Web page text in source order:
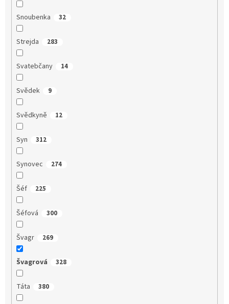
Snoubenka 32
Strejda 283
Svatebčany 14
Svědek 9
Svědkyně 12
Syn 312
Synovec 274
Šéf 225
Šéfová 300
Švagr 269
Švagrová 328
Táta 380